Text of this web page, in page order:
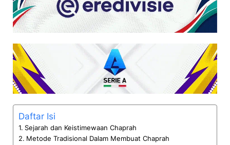
Daftar Isi
Sejarah dan Keistimewaan Chaprah
Metode Tradisional Dalam Membuat Chaprah